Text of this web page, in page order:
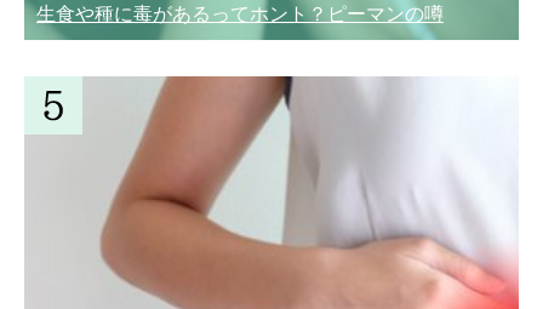
生食や種に毒があるってホント？ピーマンの噂